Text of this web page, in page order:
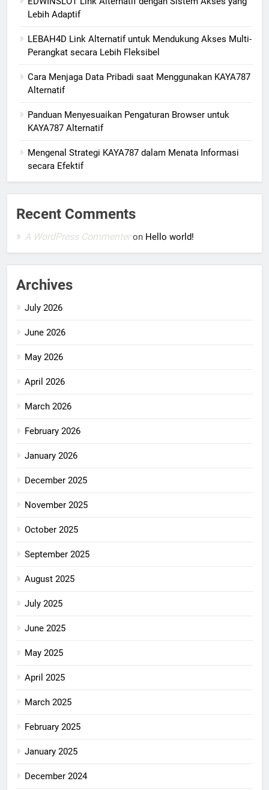
Lebih Adaptif
LEBAH4D Link Alternatif untuk Mendukung Akses Multi-
Perangkat secara Lebih Fleksibel
Cara Menjaga Data Pribadi saat Menggunakan KAYA787
Alternatif
Panduan Menyesuaikan Pengaturan Browser untuk
KAYA787 Alternatif
Mengenal Strategi KAYA787 dalam Menata Informasi
secara Efektif
Recent Comments
A WordPress Commenteron Hello world!
Archives
July 2026
June 2026
May 2026
April 2026
March 2026
February 2026
January 2026
December 2025
November 2025
October 2025
September 2025
August 2025
July 2025
June 2025
May 2025
April 2025
March 2025
February 2025
January 2025
December 2024